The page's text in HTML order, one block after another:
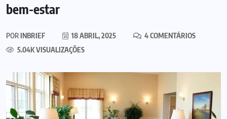
bem-estar
PORINBRIEF 18 ABRIL, 2025
4 COMENTÁRIOS
5.04K VISUALIZAÇÕES